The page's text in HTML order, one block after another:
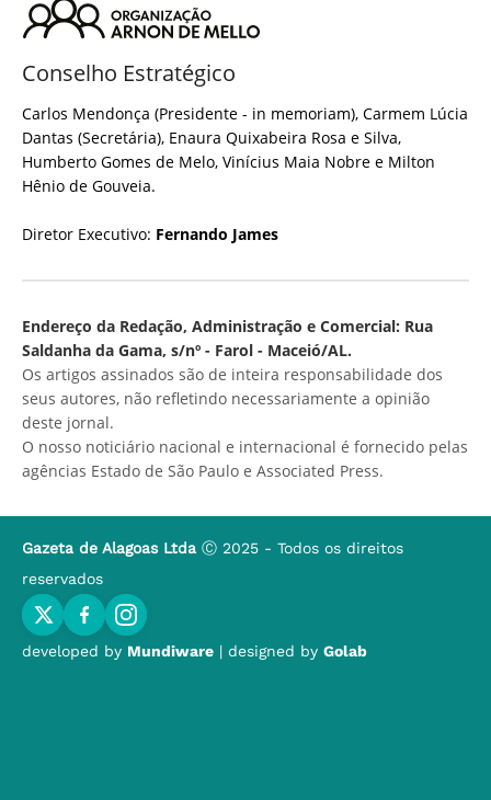
Conselho Estratégico
Carlos Mendonça (Presidente - in memoriam), Carmem Lúcia
Dantas (Secretária), Enaura Quixabeira Rosa e Silva,
Humberto Gomes de Melo, Vinícius Maia Nobre e Milton
Hênio de Gouveia.
Diretor Executivo: Fernando James
Endereço da Redação, Administração e Comercial: Rua
Saldanha da Gama, s/nº - Farol - Maceió/AL.
Os artigos assinados são de inteira responsabilidade dos
seus autores, não refletindo necessariamente a opinião
deste jornal.
O nosso noticiário nacional e internacional é fornecido pelas
agências Estado de São Paulo e Associated Press.
Gazeta de Alagoas Ltda Ⓒ 2025 - Todos os direitos
reservados
developed by Mundiware | designed by Golab